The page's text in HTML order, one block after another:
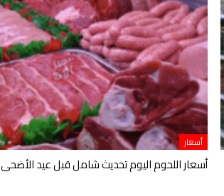
أسعار
أسعار اللحوم اليوم تحديث شامل قبل عيد الأضحى 2025